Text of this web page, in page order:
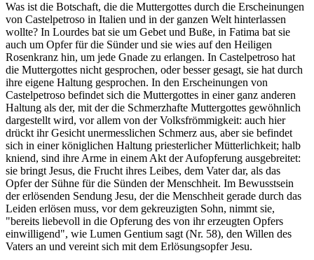
Was ist die Botschaft, die die Muttergottes durch die Erscheinungen
von Castelpetroso in Italien und in der ganzen Welt hinterlassen
wollte? In Lourdes bat sie um Gebet und Buße, in Fatima bat sie
auch um Opfer für die Sünder und sie wies auf den Heiligen
Rosenkranz hin, um jede Gnade zu erlangen. In Castelpetroso hat
die Muttergottes nicht gesprochen, oder besser gesagt, sie hat durch
ihre eigene Haltung gesprochen. In den Erscheinungen von
Castelpetroso befindet sich die Muttergottes in einer ganz anderen
Haltung als der, mit der die Schmerzhafte Muttergottes gewöhnlich
dargestellt wird, vor allem von der Volksfrömmigkeit: auch hier
drückt ihr Gesicht unermesslichen Schmerz aus, aber sie befindet
sich in einer königlichen Haltung priesterlicher Mütterlichkeit; halb
kniend, sind ihre Arme in einem Akt der Aufopferung ausgebreitet:
sie bringt Jesus, die Frucht ihres Leibes, dem Vater dar, als das
Opfer der Sühne für die Sünden der Menschheit. Im Bewusstsein
der erlösenden Sendung Jesu, der die Menschheit gerade durch das
Leiden erlösen muss, vor dem gekreuzigten Sohn, nimmt sie,
"bereits liebevoll in die Opferung des von ihr erzeugten Opfers
einwilligend", wie Lumen Gentium sagt (Nr. 58), den Willen des
Vaters an und vereint sich mit dem Erlösungsopfer Jesu.